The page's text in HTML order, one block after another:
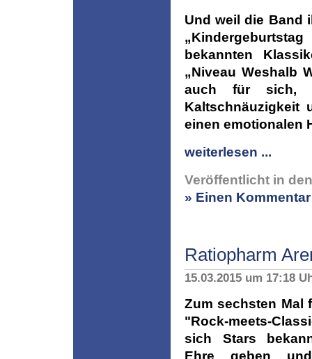
Und weil die Band
bekannten
„Niveau Weshalb
auch für sich,
Kaltschnäuzigkeit
einen emotionalen
weiterlesen ...
Veröffentlicht in
» Einen
Ratiopharm
15.03.2015 um 17:18
Zum sechsten Mal
"Rock-meets-
sich Stars
Ehre geben